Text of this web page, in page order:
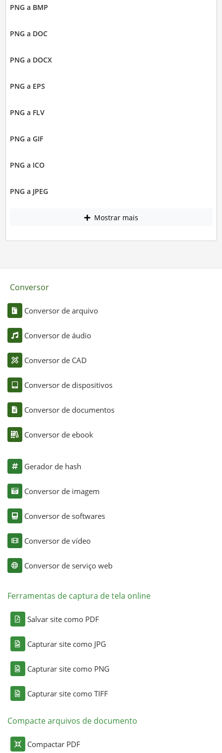
PNG a BMP
PNG a DOC
PNG a DOCX
PNG a EPS
PNG a FLV
PNG a GIF
PNG a ICO
PNG a JPEG
Mostrar mais
Conversor
Conversor de arquivo
Conversor de áudio
Conversor de CAD
Conversor de dispositivos
Conversor de documentos
Conversor de ebook
Gerador de hash
Conversor de imagem
Conversor de softwares
Conversor de vídeo
Conversor de serviço web
Ferramentas de captura de tela online
Salvar site como PDF
Capturar site como JPG
Capturar site como PNG
Capturar site como TIFF
Compacte arquivos de documento
Compactar PDF